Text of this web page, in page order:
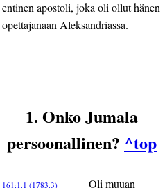
entinen apostoli, joka oli ollut hänen
opettajanaan Aleksandriassa.
1. Onko Jumala
persoonallinen? ^top
161:1.1 (1783.3)
Oli muuan